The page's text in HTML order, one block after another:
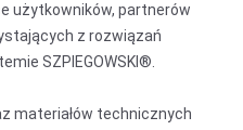
użytkowników, partnerów
z rozwiązań
SZPIEGOWSKI®.
materiałów technicznych